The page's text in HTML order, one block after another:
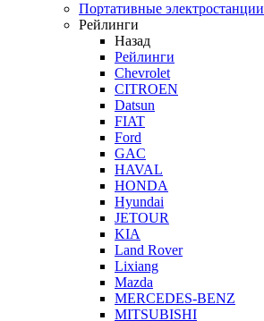
Портативные электростанции
Рейлинги
Назад
Рейлинги
Chevrolet
CITROEN
Datsun
FIAT
Ford
GAC
HAVAL
HONDA
Hyundai
JETOUR
KIA
Land Rover
Lixiang
Mazda
MERCEDES-BENZ
MITSUBISHI